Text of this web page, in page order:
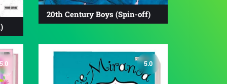
20th Century Boys (Spin-off)
5.0 5.0